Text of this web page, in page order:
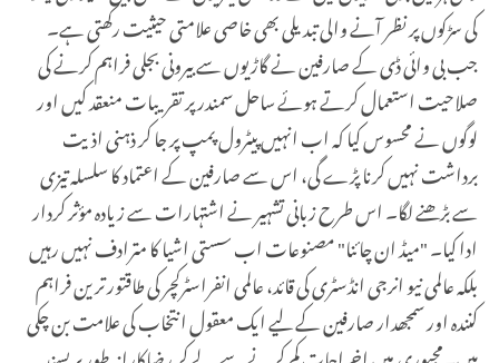
کی سڑکوں پر نظر آنے والی تبدیلی بھی خاصی علامتی حیثیت رکھتی ہے۔
جب بی وائی ڈی کے صارفین نے گاڑیوں سے بیرونی بجلی فراہم کرنے کی
صلاحیت استعمال کرتے ہوئے ساحل سمندر پر تقریبات منعقد کیں اور
لوگوں نے محسوس کیا کہ اب انہیں پیٹرول پمپ پر جا کر ذہنی اذیت
برداشت نہیں کرنا پڑے گی، اس سے صارفین کے اعتماد کا سلسلہ تیزی
سے بڑھنے لگا۔ اس طرح زبانی تشہیر نے اشتہارات سے زیادہ مؤثر کردار
ادا کیا۔ "میڈ ان چائنا" مصنوعات اب سستی اشیا کا مترادف نہیں رہیں
بلکہ عالمی نیو انرجی انڈسٹری کی قائد، عالمی انفراسٹرکچر کی طاقتور ترین فراہم
کنندہ اور سمجھدار صارفین کے لیے ایک معقول انتخاب کی علامت بن چکی